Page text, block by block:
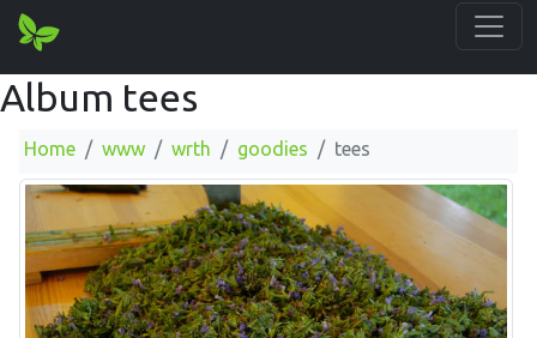
Album tees
Home www wrth goodies tees